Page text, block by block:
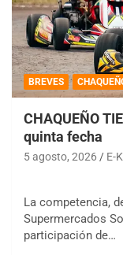
BREVES
CHAQUEÑO
quinta fecha
5 agosto, 2026 E-
La competencia,
Supermercados
participación de…